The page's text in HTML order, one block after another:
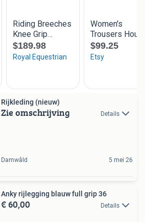
Rijkleding (nieuw)
Zie omschrijving Details
Damwâld 5 mei 26
Anky rijlegging blauw full grip 36
€ 60,00 Details